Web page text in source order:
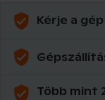
Kérje a
Több mint